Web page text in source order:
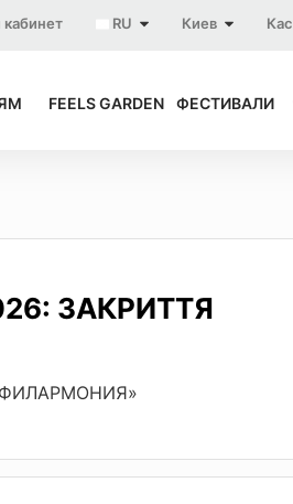
Киев
RU
FEELS GARDEN ФЕСТИВАЛИ
ЗАКРИТТЯ